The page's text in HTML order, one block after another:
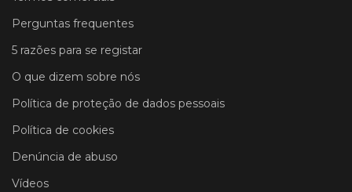
Perguntas frequentes
5 razões para se registar
O que dizem sobre nós
Política de proteção de dados pessoais
Política de cookies
Denúncia de abuso
Vídeos